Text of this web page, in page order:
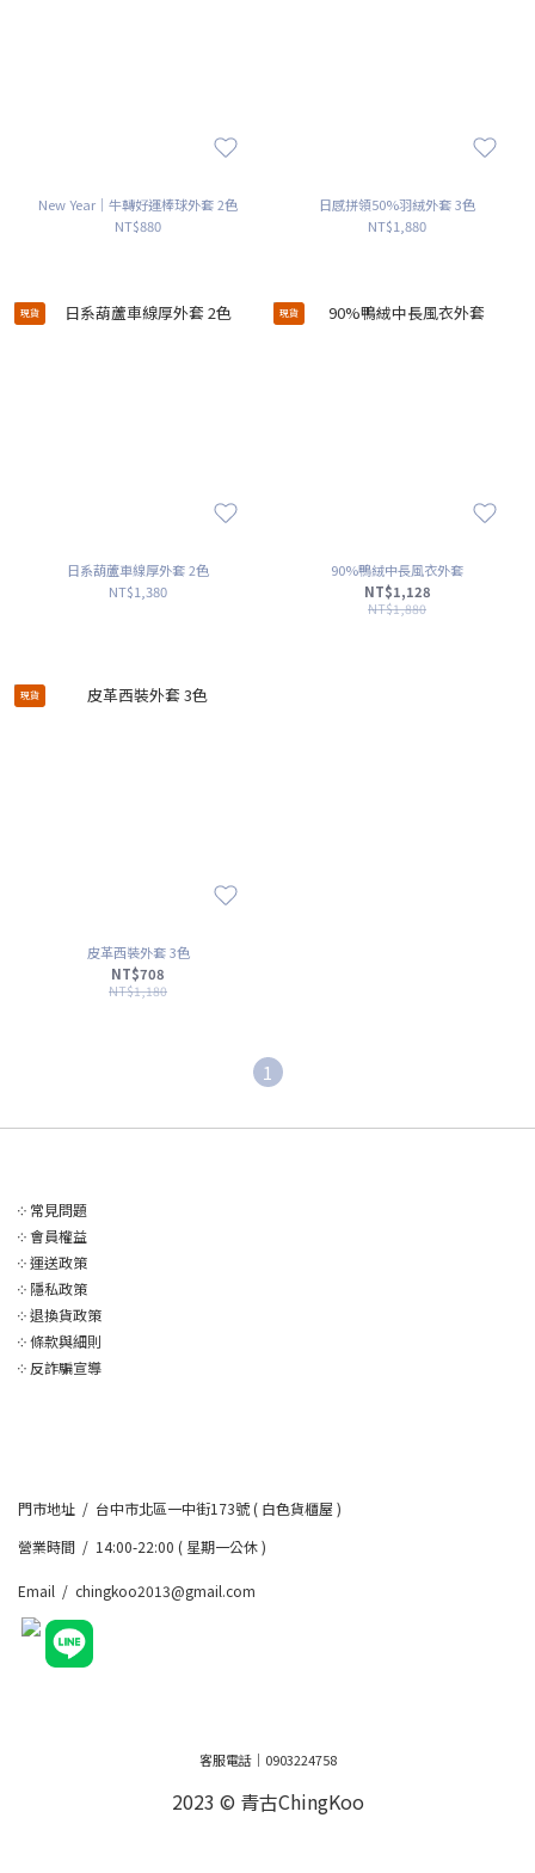
New Year｜牛轉好運棒球外套 2色
NT$880
日感拼領50%羽絨外套 3色
NT$1,880
現貨
日系葫蘆車線厚外套 2色
NT$1,380
現貨
90%鴨絨中長風衣外套
NT$1,128
NT$1,880
現貨
皮革西裝外套 3色
NT$708
NT$1,180
1
༶ 常見問題
༶會員權益
༶運送政策
༶ 隱私政策
༶退換貨政策
༶條款與細則
༶ 反詐騙宣導
門市地址 / 台中市北區一中街173號 ( 白色貨櫃屋 )
營業時間 / 14:00-22:00 ( 星期一公休 )
Email / chingkoo2013@gmail.com
客服電話｜0903224758
2023 © 青古ChingKoo